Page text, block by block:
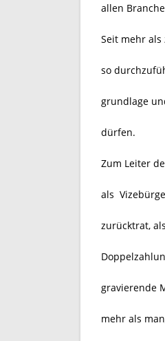
allen
Seit mehr als
so
grundlage
dürfen.
Zum Leiter
als
zurücktrat,
gravierende
mehr als